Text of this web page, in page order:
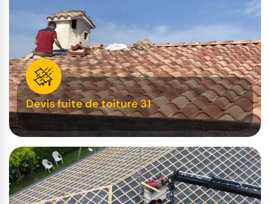
Devis fuite de toiture 31